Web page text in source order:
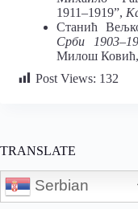
1911–1919”,
Станић
Срби
Милош Ковић,
Post Views: 132
TRANSLATE
Serbian